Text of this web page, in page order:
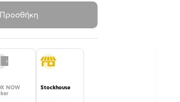
Προσθήκη
NOW
Stockhouse